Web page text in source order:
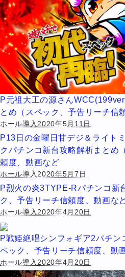
P元祖大工の源さん
とめ（スペック、予告リーチ信
ホール導入2020年5月11日
P13日の金曜日甘デジ＆ライト
クパチンコ新台攻略解析まとめ
頼度、動画など
ホール導入2020年5月7日
P烈火の炎3TYPE-Rパチンコ新
ク、予告リーチ信頼度、動画な
ホール導入2020年4月20日
P戦姫絶唱シンフォギア2パチン
ペック、予告リーチ信頼度、動
ホール導入2020年4月20日